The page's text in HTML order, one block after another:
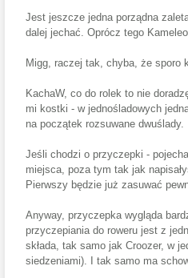
Jest jeszcze jedna porządna
dalej jechać. Oprócz tego
Migg, raczej tak, chyba, że sporo
KachaW, co do rolek to nie
mi kostki - w jednośladowych
na początek rozsuwane dwuślady.
Jeśli chodzi o przyczepki -
miejsca, poza tym tak jak
Pierwszy będzie już zasuwać
Anyway, przyczepka wygląda
przyczepiania do roweru jest z
składa, tak samo jak Croozer, w
siedzeniami). I tak samo ma